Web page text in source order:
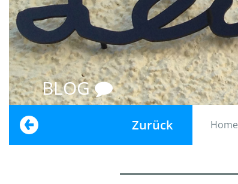
BLOG
Zurück Home